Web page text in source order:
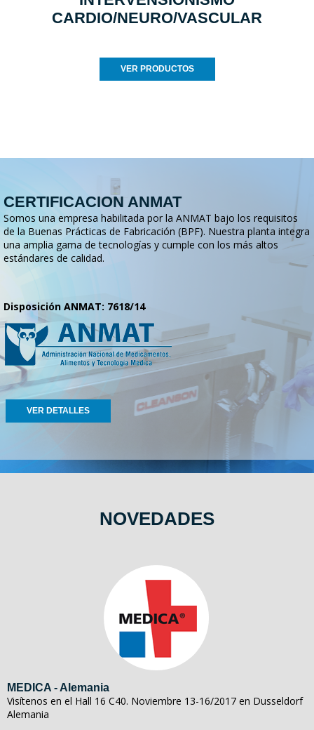
CARDIO/NEURO/VASCULAR
VER PRODUCTOS
CERTIFICACION ANMAT
Somos una empresa habilitada por la ANMAT bajo los requisitos
de la Buenas Prácticas de Fabricación (BPF). Nuestra planta integra
una amplia gama de tecnologías y cumple con los más altos
estándares de calidad.
Disposición ANMAT: 7618/14
VER DETALLES
NOVEDADES
MEDICA - Alemania
Visítenos en el Hall 16 C40. Noviembre 13-16/2017 en Dusseldorf
Alemania